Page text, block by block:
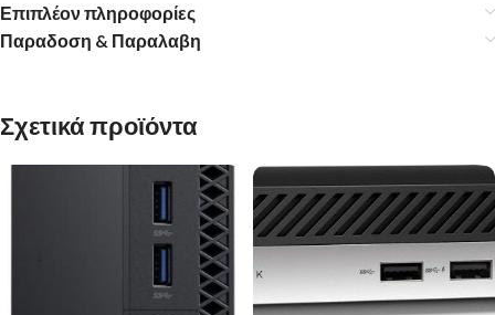
Επιπλέον πληροφορίες
Παραδοση & Παραλαβη
Σχετικά προϊόντα